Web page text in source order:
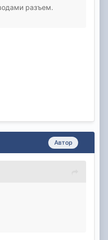
разъем.
Автор